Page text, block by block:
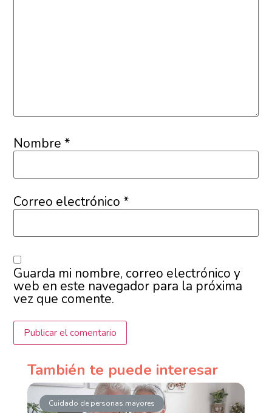
Nombre*
Correo electrónico*
Guarda mi nombre, correo electrónico y
web en este navegador para la próxima
vez que comente.
También te puede interesar
Cuidado de personas mayores